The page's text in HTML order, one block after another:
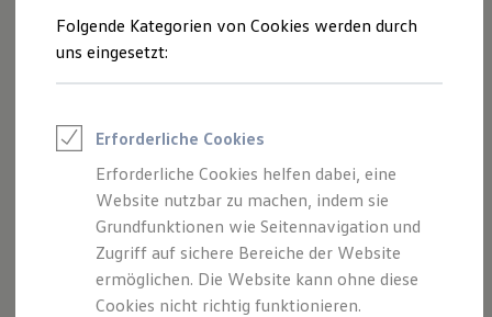
Jobs in Produktion und Logistik
Talentpool für Fach- und Führungsexpertinnen
Arbeiten bei VW
Was uns ausmacht
Wir bei Volkswagen
Onboarding und Einarbeitung
Unternehmensbereiche
Standorte
Verhaltensgrundsätze
Karriere Magazin
Talentpool
Deine Bewerbung
Onlinebewerbung: So geht's
Deine Bewerbung für eine Ausbildung oder das duale
Studium bei
Volkswagen
Welche das sind, erfährst du hier:
Schritt 1:Gib deinen Daten ein
Folgende Kategorien von Cookies werden durch
uns eingesetzt:
Erforderliche Cookies
Erforderliche Cookies helfen dabei, eine
Website nutzbar zu machen, indem sie
Grundfunktionen wie Seitennavigation und
Zugriff auf sichere Bereiche der Website
ermöglichen. Die Website kann ohne diese
Cookies nicht richtig funktionieren.